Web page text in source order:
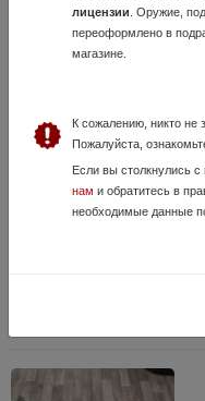
ИЖ 54 в превосходном
ложа. Никаких шатов
лицензии . Оружие,
переоформлено в
магазине.
К сожалению, никто не
Пожалуйста,
Если вы столкнулись
нам и обратитесь в
необходимые данные